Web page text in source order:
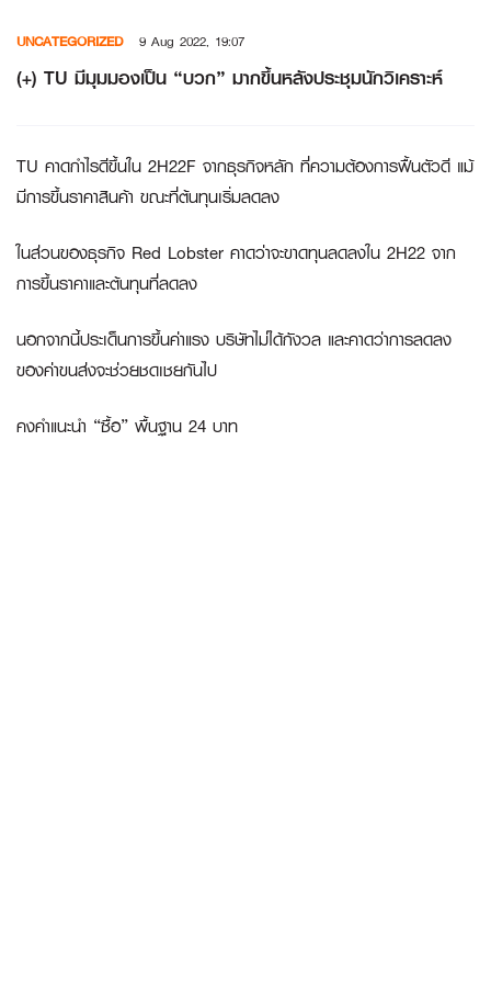
content
UNCATEGORIZED 9 Aug 2022, 19:07
(+) TU มีมุมมองเป็น “บวก” มากขึ้นหลังประชุมนักวิเคราะห์
TU คาดกำไรดีขึ้นใน 2H22F จากธุรกิจหลัก ที่ความต้องการฟื้นตัวดี แม้
มีการขึ้นราคาสินค้า ขณะที่ต้นทุนเริ่มลดลง
ในส่วนของธุรกิจ Red Lobster คาดว่าจะขาดทุนลดลงใน 2H22 จาก
การขึ้นราคาและต้นทุนที่ลดลง
นอกจากนี้ประเด็นการขึ้นค่าแรง บริษัทไม่ได้กังวล และคาดว่าการลดลง
ของค่าขนส่งจะช่วยชดเชยกันไป
คงคำแนะนำ “ซื้อ” พื้นฐาน 24 บาท